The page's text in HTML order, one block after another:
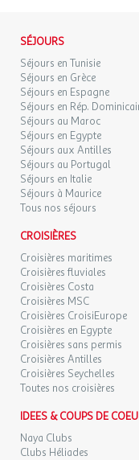
SÉJOURS
Séjours en Tunisie
Séjours en Grèce
Séjours en Espagne
Séjours en Rép.
Séjours au Maroc
Séjours en Egypte
Séjours aux Antilles
Séjours au Portugal
Séjours en Italie
Séjours à Maurice
Tous nos séjours
CROISIÈRES
Croisières maritimes
Croisières fluviales
Croisières Costa
Croisières MSC
Croisières CroisiEurope
Croisières en Egypte
Croisières sans permis
Croisières Antilles
Croisières Seychelles
Toutes nos croisières
IDEES & COUPS DE
Naya Clubs
Clubs Héliades